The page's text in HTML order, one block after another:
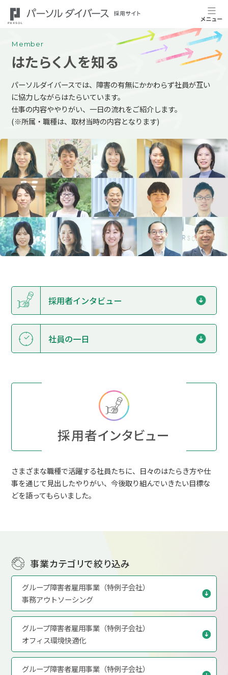
Member
はたらく人を知る
パーソルダイバースでは、障害の有無にかかわらず社員が互い
に協力しながらはたらいています。
仕事の内容ややりがい、一日の流れをご紹介します。
(※所属・職種は、取材当時の内容となります)
採用者インタビュー
社員の一日
採用者インタビュー
さまざまな職種で活躍する社員たちに、日々のはたらき方や仕
事を通じて見出したやりがい、今後取り組んでいきたい目標な
どを語ってもらいました。
事業カテゴリで絞り込み
グループ障害者雇用事業（特例子会社）
事務アウトソーシング
グループ障害者雇用事業（特例子会社）
オフィス環境快適化
グループ障害者雇用事業（特例子会社）